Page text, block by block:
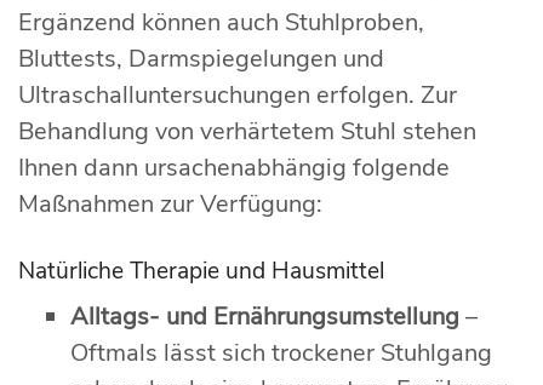
Ergänzend können auch Stuhlproben,
Bluttests, Darmspiegelungen und
Ultraschalluntersuchungen erfolgen. Zur
Behandlung von verhärtetem Stuhl stehen
Ihnen dann ursachenabhängig folgende
Maßnahmen zur Verfügung:
Natürliche Therapie und Hausmittel
Alltags- und Ernährungsumstellung –
Oftmals lässt sich trockener Stuhlgang